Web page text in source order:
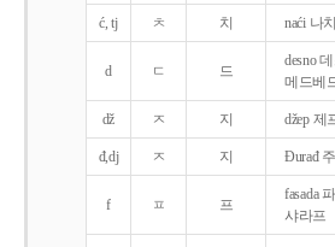
ć, tj ㅊ 치 naći 나
d ㄷ 드
desno
메드베
dž ㅈ 지 džep 제
đ,dj ㅈ 지 Ðurađ
f ㅍ 프
fasada
샤라프